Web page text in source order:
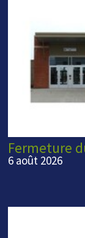
Fermeture
6 août 2026